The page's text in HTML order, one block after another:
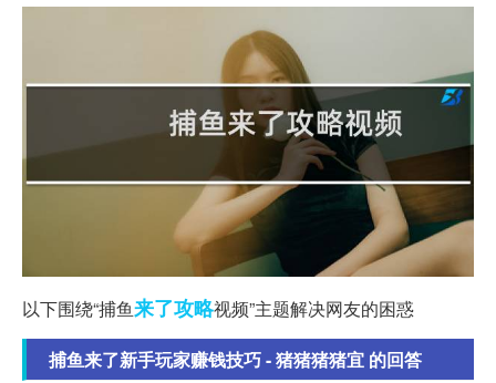
以下围绕“捕鱼来了攻略视频”主题解决网友的困惑
捕鱼来了新手玩家赚钱技巧 - 猪猪猪猪宜 的回答